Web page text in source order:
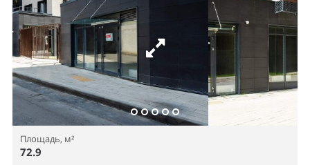
Площадь, м²
72.9